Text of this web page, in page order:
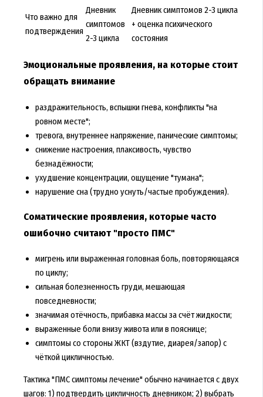
Что важно для
подтверждения
Дневник
симптомов
2-3 цикла
Дневник симптомов 2-3 цикла
+ оценка психического
состояния
Эмоциональные проявления, на которые стоит
обращать внимание
раздражительность, вспышки гнева, конфликты "на
ровном месте";
тревога, внутреннее напряжение, панические симптомы;
снижение настроения, плаксивость, чувство
безнадёжности;
ухудшение концентрации, ощущение "тумана";
нарушение сна (трудно уснуть/частые пробуждения).
Соматические проявления, которые часто
ошибочно считают "просто ПМС"
мигрень или выраженная головная боль, повторяющаяся
по циклу;
сильная болезненность груди, мешающая
повседневности;
значимая отёчность, прибавка массы за счёт жидкости;
выраженные боли внизу живота или в пояснице;
симптомы со стороны ЖКТ (вздутие, диарея/запор) с
чёткой цикличностью.
Тактика "ПМС симптомы лечение" обычно начинается с двух
шагов: 1) подтвердить цикличность дневником; 2) выбрать